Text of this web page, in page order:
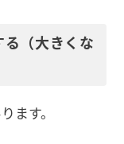
（大きくな
ます。